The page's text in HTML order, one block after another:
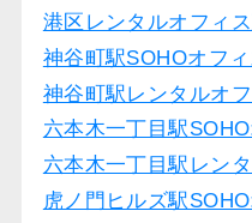
港区レンタルオフィ
神谷町駅SOHOオフ
神谷町駅レンタルオ
六本木一丁目駅
六本木一丁目駅レン
虎ノ門ヒルズ駅